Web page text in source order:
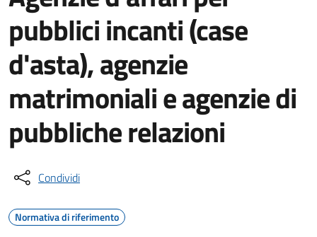
pubblici incanti (case
d'asta), agenzie
matrimoniali e agenzie di
pubbliche relazioni
Condividi
Normativa di riferimento